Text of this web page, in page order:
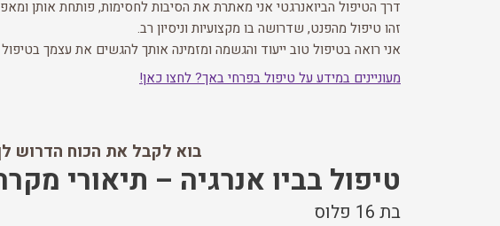
דרך הטיפול הביואנרגטי אני מאתרת את הסיבות לחסימות, פותחת אותן
זהו טיפול מהפנט, שדרושה בו מקצועיות וניסיון רב.
אני רואה בטיפול טוב ייעוד והגשמה ומזמינה אותך להגשים את עצמך
מעוניינים במידע על טיפול בפרחי באך? לחצו כאן!
בוא לקבל את הכוח הדרוש
טיפול בביו אנרגיה – תיאורי
בת 16 פלוס